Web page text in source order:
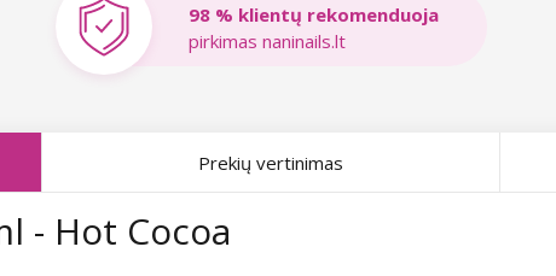
98 % klientų rekomenduoja
pirkimas naninails.lt
- Hot Cocoa
Prekių vertinimas